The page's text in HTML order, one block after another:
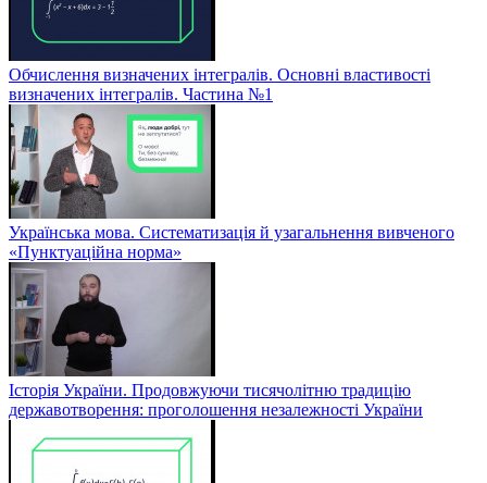
Обчислення визначених інтегралів. Основні властивості
визначених інтегралів. Частина №1
Українська мова. Систематизація й узагальнення вивченого
«Пунктуаційна норма»
Історія України. Продовжуючи тисячолітню традицію
державотворення: проголошення незалежності України